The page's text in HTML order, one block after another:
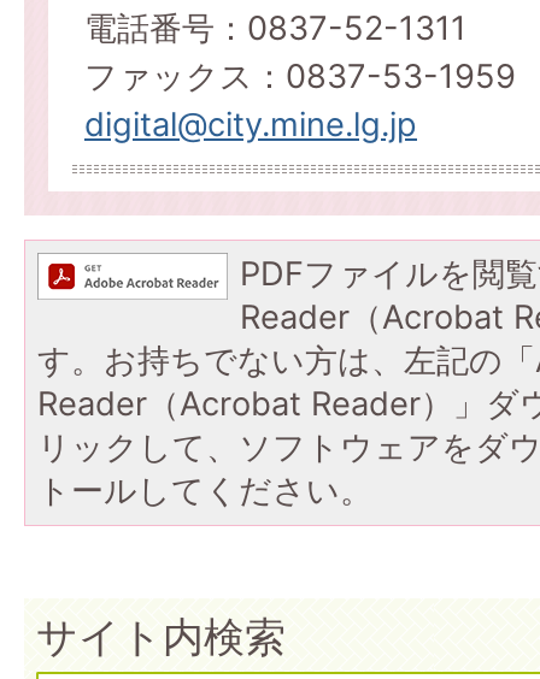
電話番号：0837-52-1311
ファックス：0837-53-1959
digital@city.mine.lg.jp
PDFファイルを閲
Reader（Acrobat
す。お持ちでない方は、左記の
Reader（Acrobat Reader）」ダ
リックして、ソフトウェアをダ
トールしてください。
サイト内検索